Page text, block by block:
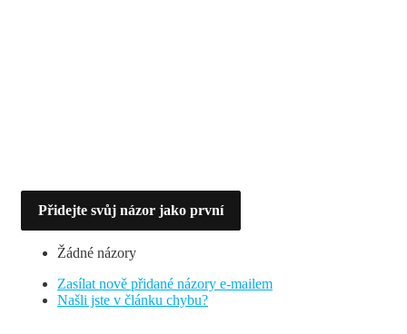
Přidejte svůj názor jako první
Žádné názory
Zasílat nově přidané názory e-mailem
Našli jste v článku chybu?